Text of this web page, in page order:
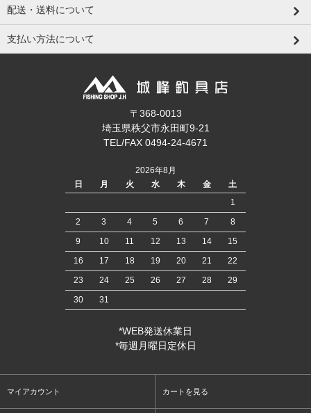
配送・送料について
支払い方法について
〒368-0013
埼玉県秩父市永田町9-21
TEL/FAX 0494-24-4671
2026年8月
日
月 火 水 木 金
土
1
2
3 4 5 6 7
8
9
10 11 12 13 14
15
16
17 18 19 20 21
22
23
24 25 26 27 28
29
30
31
*WEB発送休業日
*毎週月曜日定休日
マイアカウント カートを見る